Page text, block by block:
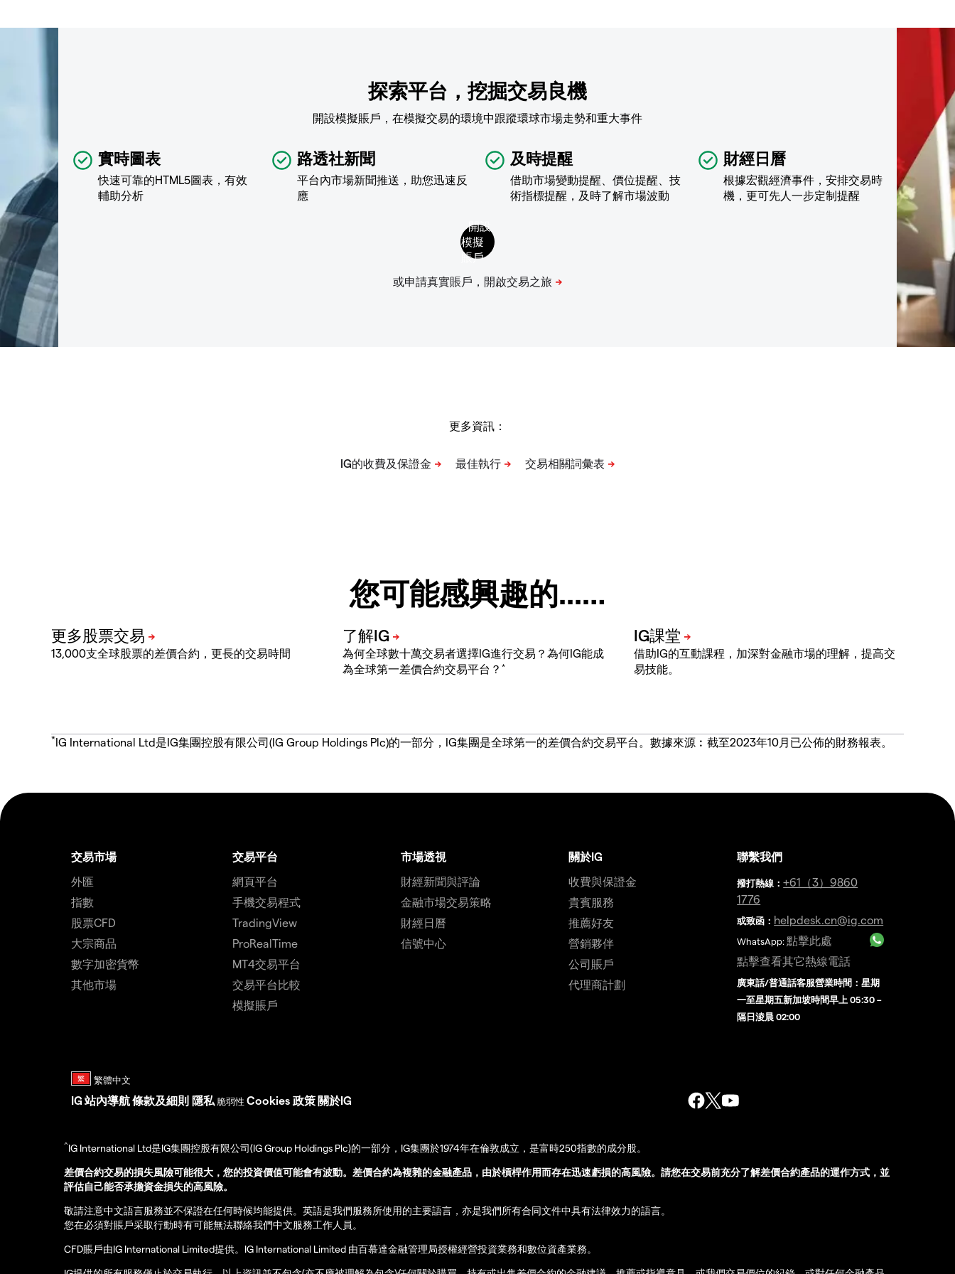
探索平台，挖掘交易良機
開設模擬賬戶，在模擬交易的環境中跟蹤環球市場走勢和重大事件
實時圖表
快速可靠的HTML5圖表，有效
輔助分析
路透社新聞
平台內市場新聞推送，助您迅速反
應
及時提醒
借助市場變動提醒、價位提醒、技
術指標提醒，及時了解市場波動
財經日曆
根據宏觀經濟事件，安排交易時
機，更可先人一步定制提醒
更多資訊：
您可能感興趣的...…
13,000支全球股票的差價合約，更長的交易時間
為何全球數十萬交易者選擇IG進行交易？為何IG能成
為全球第一差價合約交易平台？ *
借助IG的互動課程，加深對金融市場的理解，提高交
易技能。
*IG International Ltd是IG集團控股有限公司(IG Group Holdings Plc)的一部分，IG集團是全球第一的差價合約交易平台。數據來源︰截至2023年10月已公佈的財務報表。
交易市場
外匯
指數
股票CFD
大宗商品
數字加密貨幣
其他市場
交易平台
網頁平台
手機交易程式
TradingView
ProRealTime
MT4交易平台
交易平台比較
模擬賬戶
市場透視
財經新聞與評論
金融市場交易策略
財經日曆
信號中心
關於IG
收費與保證金
貴賓服務
推薦好友
營銷夥伴
公司賬戶
代理商計劃
聯繫我們
撥打熱線 ：+61（3）9860
1776
或致函： helpdesk.cn@ig.com
WhatsApp:點擊此處
點擊查看其它熱線電話
廣東話/普通話客服營業時間：星期
一至星期五新加坡時間早上 05:30 –
隔日淩晨 02:00
IG 站內導航條款及細則 隱私 脆弱性 Cookies 政策 關於IG
^IG International Ltd是IG集團控股有限公司(IG Group Holdings Plc)的一部分，IG集團於1974年在倫敦成立，是富時250指數的成分股。
差價合約交易的損失風險可能很大，您的投資價值可能會有波動。差價合約為複雜的金融產品，由於槓桿作用而存在迅速虧損的高風險。請您在交易前充分了解差價合約產品的運作方式，並
評估自己能否承擔資金損失的高風險。
敬請注意中文語言服務並不保證在任何時候均能提供。英語是我們服務所使用的主要語言，亦是我們所有合同文件中具有法律效力的語言。
您在必須對賬戶采取行動時有可能無法聯絡我們中文服務工作人員。
CFD賬戶由IG International Limited提供。IG International Limited 由百慕達金融管理局授權經營投資業務和數位資產業務。